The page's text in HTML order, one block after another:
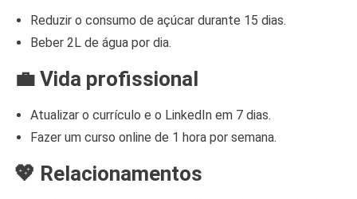
Reduzir o consumo de açúcar durante 15 dias.
Beber 2L de água por dia.
💼 Vida profissional
Atualizar o currículo e o LinkedIn em 7 dias.
Fazer um curso online de 1 hora por semana.
💖 Relacionamentos